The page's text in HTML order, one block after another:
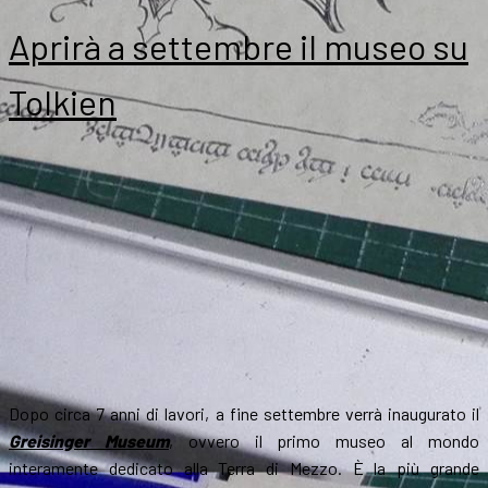
di
Aprirà a settembre il museo su
Tolkien
Dopo circa 7 anni di lavori, a fine settembre verrà inaugurato il
Greisinger Museum, ovvero il primo museo al mondo
interamente dedicato alla Terra di Mezzo. È la più grande